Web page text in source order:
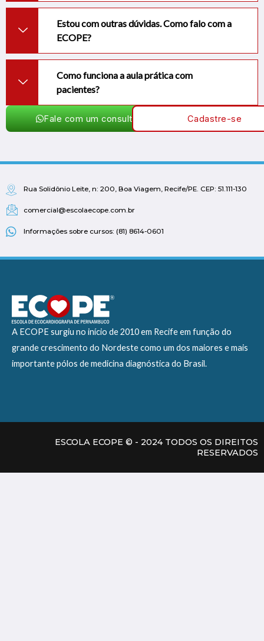
Estou com outras dúvidas. Como falo com a
ECOPE?
Como funciona a aula prática com
pacientes?
Fale com um consultor Cadastre-se
Rua Solidônio Leite, n: 200, Boa Viagem, Recife/PE. CEP: 51.111-130
comercial@escolaecope.com.br
Informações sobre cursos: (81) 8614-0601
A ECOPE surgiu no início de 2010 em Recife em função do
grande crescimento do Nordeste como um dos maiores e mais
importante pólos de medicina diagnóstica do Brasil.
ESCOLA ECOPE © - 2024 TODOS OS DIREITOS
RESERVADOS